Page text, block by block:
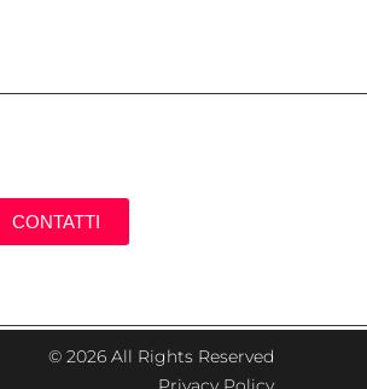
CONTATTI
© 2026 All Rights Reserved